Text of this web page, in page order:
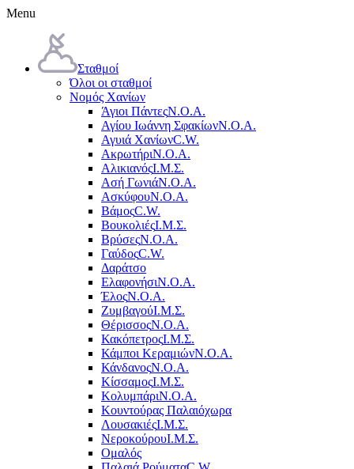
Menu
Σταθμοί
Όλοι οι σταθμοί
Νομός Χανίων
Άγιοι ΠάντεςΝ.Ο.Α.
Αγίου Ιωάννη ΣφακίωνΝ.Ο.Α.
Αγυιά ΧανίωνC.W.
ΑκρωτήριΝ.Ο.Α.
ΑλικιανόςΙ.Μ.Σ.
Ασή ΓωνιάΝ.Ο.Α.
ΑσκύφουΝ.Ο.Α.
ΒάμοςC.W.
ΒουκολιέςΙ.Μ.Σ.
ΒρύσεςΝ.Ο.Α.
ΓαύδοςC.W.
Δαράτσο
ΕλαφονήσιΝ.Ο.Α.
ΈλοςΝ.Ο.Α.
ΖυμβαγούΙ.Μ.Σ.
ΘέρισσοςΝ.Ο.Α.
ΚακόπετροςΙ.Μ.Σ.
Κάμποι ΚεραμιώνΝ.Ο.Α.
ΚάνδανοςΝ.Ο.Α.
ΚίσσαμοςΙ.Μ.Σ.
ΚολυμπάριΝ.Ο.Α.
Κουντούρας Παλαιόχωρα
ΛουσακιέςΙ.Μ.Σ.
ΝεροκούρουΙ.Μ.Σ.
Ομαλός